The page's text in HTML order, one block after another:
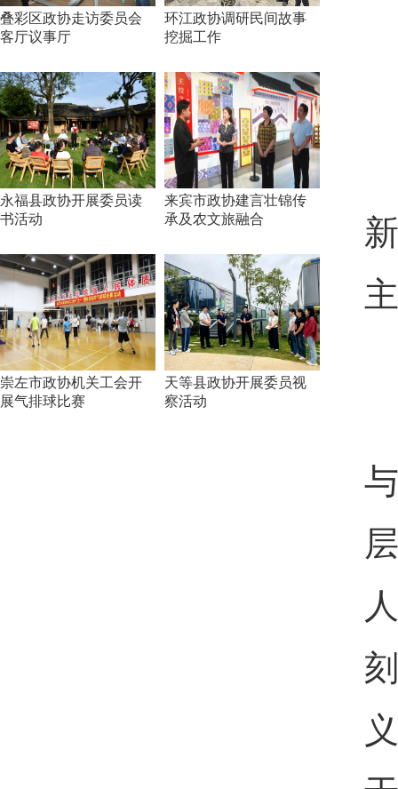
叠彩区政协走访委员会
客厅议事厅
环江政协调研民间故事
挖掘工作
永福县政协开展委员读
书活动
来宾市政协建言壮锦传
承及农文旅融合
崇左市政协机关工会开
展气排球比赛
天等县政协开展委员视
察活动